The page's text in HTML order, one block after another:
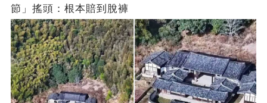
節」搖頭：根本賠到脫褲